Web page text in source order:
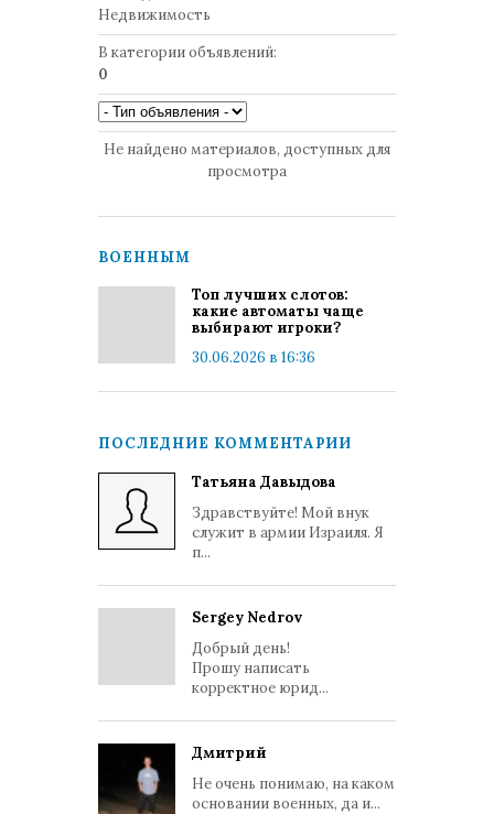
Недвижимость
В категории объявлений:
0
Не найдено материалов, доступных для
просмотра
ВОЕННЫМ
Топ лучших слотов:
какие автоматы чаще
выбирают игроки?
30.06.2026 в 16:36
ПОСЛЕДНИЕ КОММЕНТАРИИ
Татьяна Давыдова
Здравствуйте! Мой внук
служит в армии Израиля. Я
п...
Sergey Nedrov
Добрый день!
Прошу написать
корректное юрид...
Дмитрий
Не очень понимаю, на каком
основании военных, да и...